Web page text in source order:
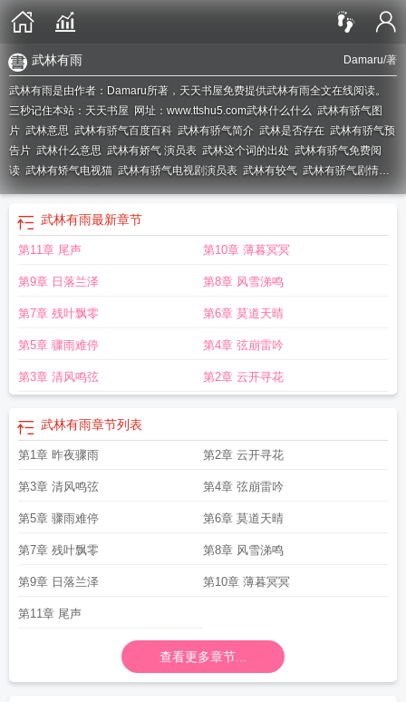
Damaru/著
武林有雨
武林有雨是由作者：Damaru所著，天天书屋免费提供武林有雨全文在线阅读。
三秒记住本站：天天书屋 网址：www.ttshu5.com武林什么什么 武林有骄气图
片 武林意思 武林有骄气百度百科 武林有骄气简介 武林是否存在 武林有骄气预
告片 武林什么意思 武林有娇气 演员表 武林这个词的出处 武林有骄气免费阅
读 武林有矫气电视猫 武林有骄气电视剧演员表 武林有较气 武林有骄气剧情介
绍武林有骄气剧照
武林有雨最新章节
第11章 尾声 第10章 薄暮冥冥
第9章 日落兰泽 第8章 风雪涕鸣
第7章 残叶飘零 第6章 莫道天晴
第5章 骤雨难停 第4章 弦崩雷吟
第3章 清风鸣弦 第2章 云开寻花
武林有雨章节列表
第1章 昨夜骤雨 第2章 云开寻花
第3章 清风鸣弦 第4章 弦崩雷吟
第5章 骤雨难停 第6章 莫道天晴
第7章 残叶飘零 第8章 风雪涕鸣
第9章 日落兰泽 第10章 薄暮冥冥
第11章 尾声
查看更多章节...